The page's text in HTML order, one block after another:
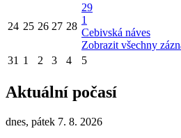
24 25 26 27 28
29
1
Cebivská náves
Zobrazit všechny
31 1 2 3 4 5
Aktuální počasí
dnes, pátek 7. 8. 2026